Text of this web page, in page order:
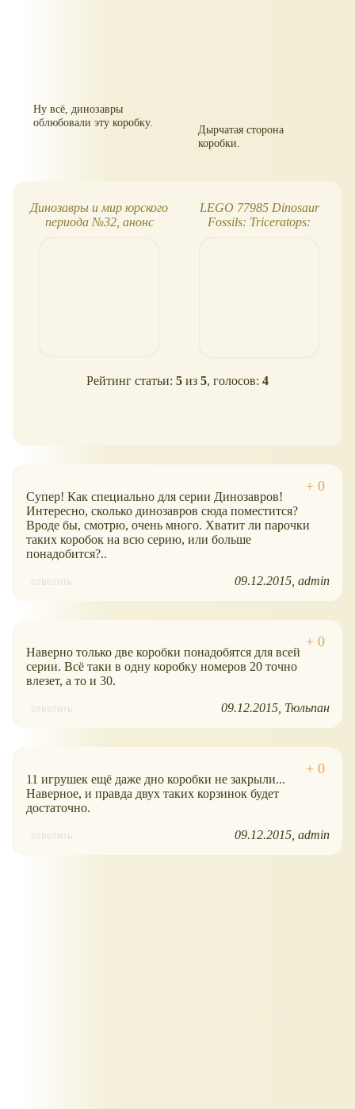
Ну всё, динозавры
облюбовали эту коробку.
Дырчатая сторона
коробки.
Динозавры и мир юрского
периода №32, анонс
LEGO 77985 Dinosaur
Fossils: Triceratops:
Рейтинг статьи: 5 из 5, голосов: 4
Супер! Как специально для серии Динозавров!
Интересно, сколько динозавров сюда поместится?
Вроде бы, смотрю, очень много. Хватит ли парочки
таких коробок на всю серию, или больше
понадобится?..
ответить 09.12.2015 admin
Наверно только две коробки понадобятся для всей
серии. Всё таки в одну коробку номеров 20 точно
влезет, а то и 30.
ответить 09.12.2015 Тюльпан
11 игрушек ещё даже дно коробки не закрыли...
Наверное, и правда двух таких корзинок будет
достаточно.
ответить 09.12.2015 admin